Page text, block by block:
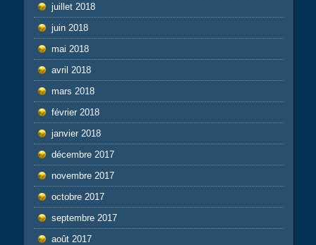
juillet 2018
juin 2018
mai 2018
avril 2018
mars 2018
février 2018
janvier 2018
décembre 2017
novembre 2017
octobre 2017
septembre 2017
août 2017